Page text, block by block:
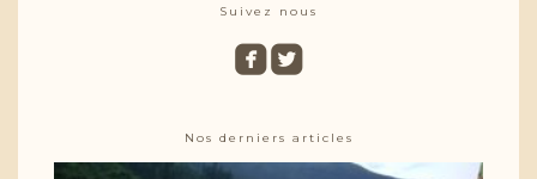
Suivez nous
roundedfacebookroundedtwitterbird
Nos derniers articles